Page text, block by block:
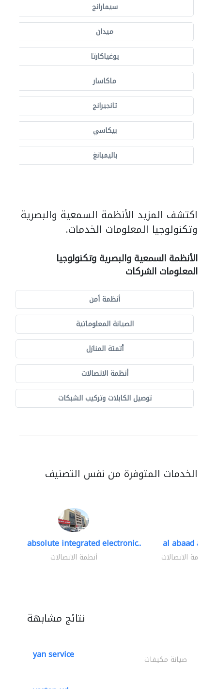
سيمارانج
ميدان
يوغياكارتا
ماكاسار
تانجيرانج
بيكاسي
باليمبانغ
اكتشف المزيد الأنظمة السمعية والبصرية
وتكنولوجيا المعلومات الخدمات.
الأنظمة السمعية والبصرية وتكنولوجيا
المعلومات الشركات
أنظمة أمن
الصيانة المعلوماتية
أتمتة المنازل
أنظمة الاتصالات
توصيل الكابلات وتركيب الشبكات
الخدمات المتوفرة من نفس التصنيف
absolute integrated electronic..
أنظمة الاتصالات
al abaad al..
أنظمة الاتصالات
نتائج مشابهة
yan service صيانة مكيفات